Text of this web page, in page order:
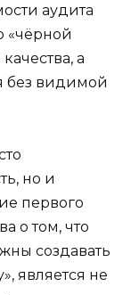
аудита
«чёрной
а
без видимой
но и
первого
о том, что
создавать
является не